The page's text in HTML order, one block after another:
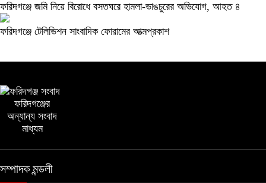
ফরিদগঞ্জে জমি নিয়ে বিরোধে বসতঘরে হামলা-ভাঙচুরের অভিযোগ, আহত ৪
ফরিদগঞ্জে টেলিভিশন সাংবাদিক ফোরামের আত্মপ্রকাশ
ফরিদগঞ্জের
অন্যান্য সংবাদ
মাধ্যম
সম্পাদক মন্ডলী